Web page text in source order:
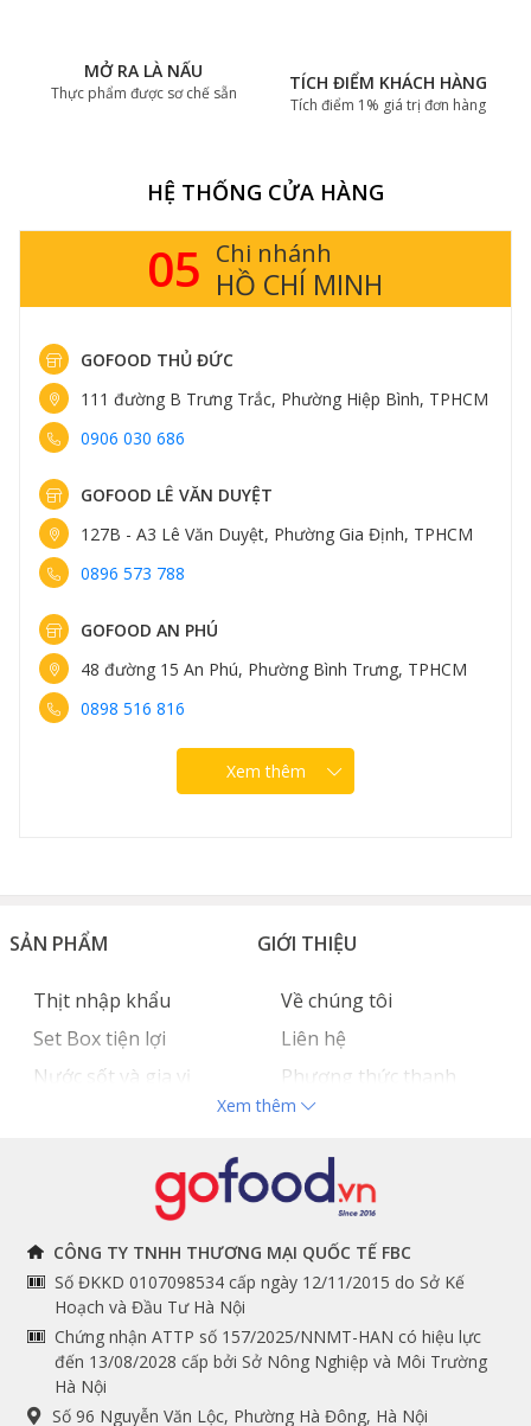
MỞ RA LÀ NẤU
Thực phẩm được sơ chế sẵn TÍCH ĐIỂM KHÁCH HÀNG
Tích điểm 1% giá trị đơn hàng
HỆ THỐNG CỬA HÀNG
05 Chi nhánh
HỒ CHÍ MINH
GOFOOD THỦ ĐỨC
111 đường B Trưng Trắc, Phường Hiệp Bình, TPHCM
0906 030 686
GOFOOD LÊ VĂN DUYỆT
127B - A3 Lê Văn Duyệt, Phường Gia Định, TPHCM
0896 573 788
GOFOOD AN PHÚ
48 đường 15 An Phú, Phường Bình Trưng, TPHCM
0898 516 816
Xem thêm
SẢN PHẨM
Thịt nhập khẩu
Set Box tiện lợi
Nước sốt và gia vị
GIỚI THIỆU
Về chúng tôi
Liên hệ
Phương thức thanh
toán
Tuyển dụng
THÔNG TIN
Chính sách và quy định
chung
Hướng dẫn đặt hàng
Cam kết chất lượng
THEO DÕI NGAY
Facebook
Instagram
Youtube
Tiktok
Xem thêm
CÔNG TY TNHH THƯƠNG MẠI QUỐC TẾ FBC
Số ĐKKD 0107098534 cấp ngày 12/11/2015 do Sở Kế
Hoạch và Đầu Tư Hà Nội
Chứng nhận ATTP số 157/2025/NNMT-HAN có hiệu lực
đến 13/08/2028 cấp bởi Sở Nông Nghiệp và Môi Trường
Hà Nội
Số 96 Nguyễn Văn Lộc, Phường Hà Đông, Hà Nội